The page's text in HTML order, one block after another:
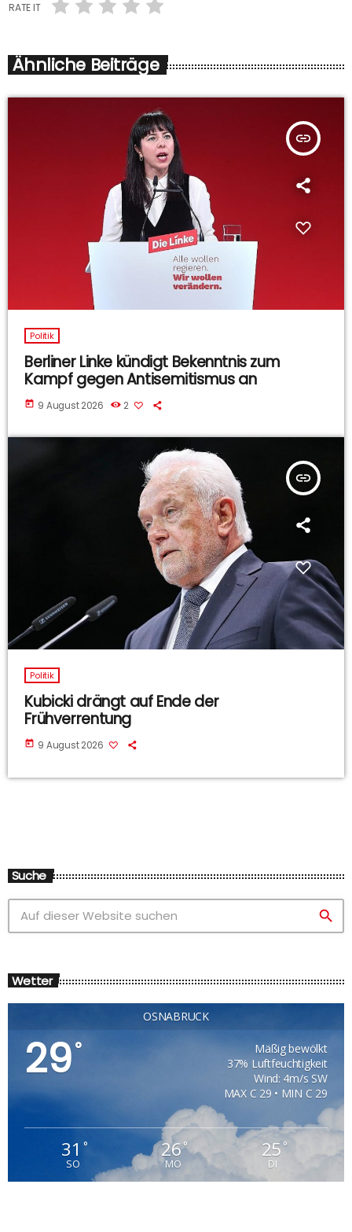
RATE IT
Ähnliche Beiträge
insert_link
Politik
Berliner Linke kündigt Bekenntnis zum
Kampf gegen Antisemitismus an
today 9 August 2026 2
insert_link
Politik
Kubicki drängt auf Ende der
Frühverrentung
today 9 August 2026
Suche
search
Wetter
OSNABRÜCK
29°
Mäßig bewölkt
37% Luftfeuchtigkeit
Wind: 4m/s SW
MAX C 29 • MIN C 29
31 °
SO
26°
MO
25°
DI